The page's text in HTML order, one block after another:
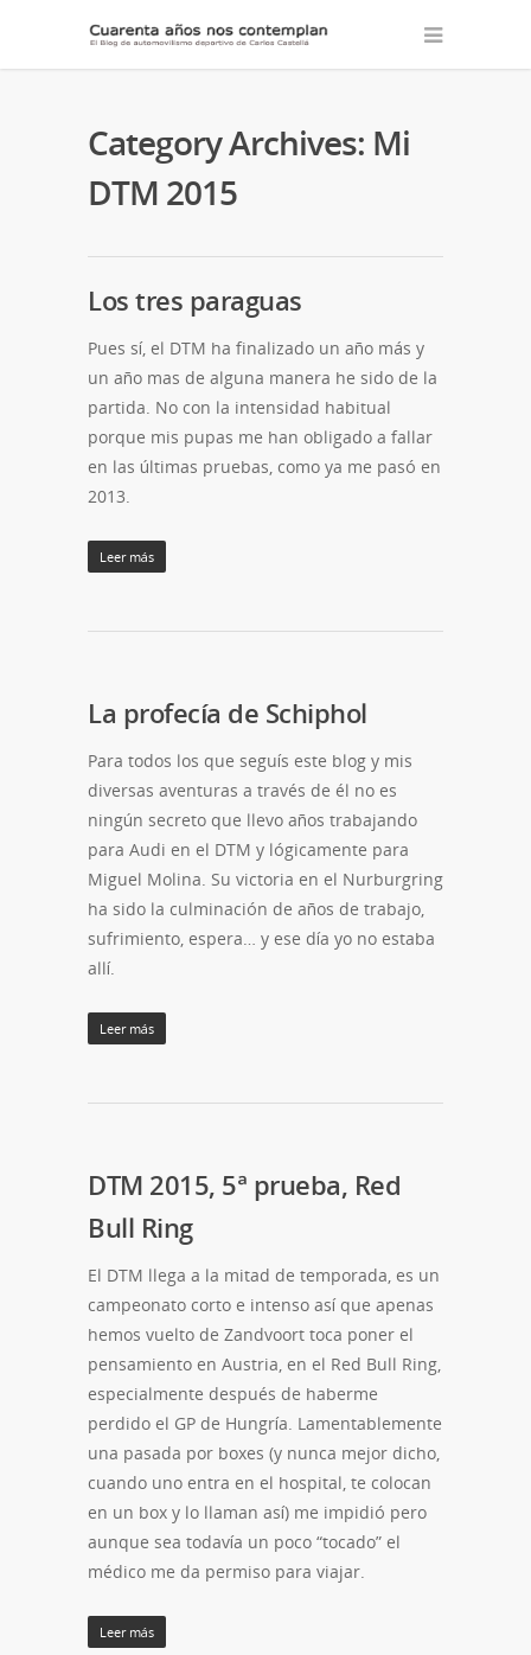
Category Archives: Mi
DTM 2015
Los tres paraguas
Pues sí, el DTM ha finalizado un año más y
un año mas de alguna manera he sido de la
partida. No con la intensidad habitual
porque mis pupas me han obligado a fallar
en las últimas pruebas, como ya me pasó en
2013.
Leer más
La profecía de Schiphol
Para todos los que seguís este blog y mis
diversas aventuras a través de él no es
ningún secreto que llevo años trabajando
para Audi en el DTM y lógicamente para
Miguel Molina. Su victoria en el Nurburgring
ha sido la culminación de años de trabajo,
sufrimiento, espera… y ese día yo no estaba
allí.
Leer más
DTM 2015, 5ª prueba, Red
Bull Ring
El DTM llega a la mitad de temporada, es un
campeonato corto e intenso así que apenas
hemos vuelto de Zandvoort toca poner el
pensamiento en Austria, en el Red Bull Ring,
especialmente después de haberme
perdido el GP de Hungría. Lamentablemente
una pasada por boxes (y nunca mejor dicho,
cuando uno entra en el hospital, te colocan
en un box y lo llaman así) me impidió pero
aunque sea todavía un poco “tocado” el
médico me da permiso para viajar.
Leer más